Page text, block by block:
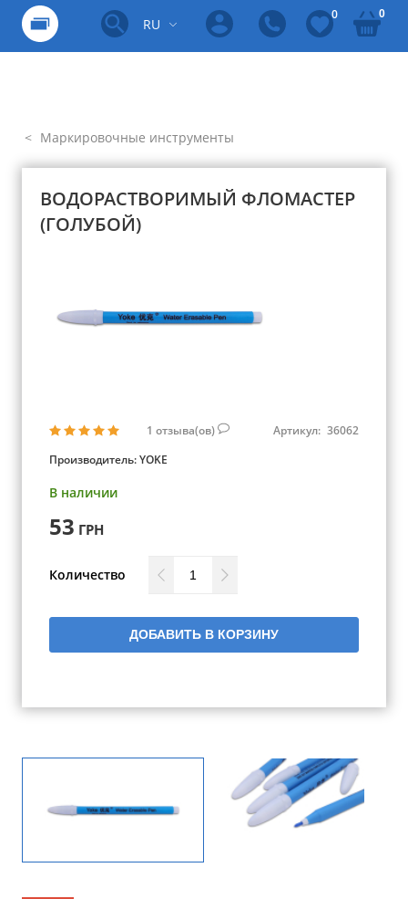
RU
0 0
Маркировочные инструменты
ВОДОРАСТВОРИМЫЙ ФЛОМАСТЕР
(ГОЛУБОЙ)
1 отзыва(ов) Артикул: 36062
Производитель:YOKE
В наличии
53 ГРН
Количество
ДОБАВИТЬ В КОРЗИНУ